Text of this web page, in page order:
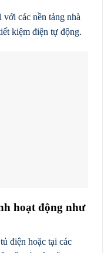
các nền tảng nhà
kiệm điện tự động.
hoạt động như
điện hoặc tại các